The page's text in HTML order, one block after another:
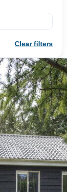
Clear filters